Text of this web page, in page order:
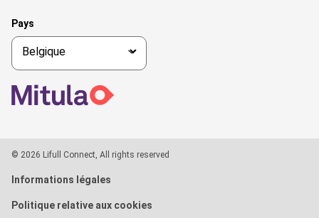
Pays
© 2026 Lifull Connect, All rights reserved
Informations légales
Politique relative aux cookies